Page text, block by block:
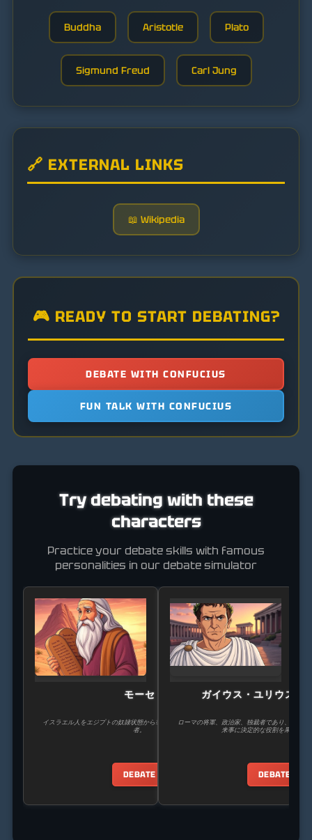
Buddha Aristotle Plato
Sigmund Freud Carl Jung
🔗 EXTERNAL LINKS
📖 Wikipedia
🎮 READY TO START DEBATING?
DEBATE WITH CONFUCIUS
FUN TALK WITH CONFUCIUS
Try debating with these
characters
Practice your debate skills with famous
personalities in our debate simulator
モーセ
イスラエル人をエジプトの奴隷状態から導いた預言者、立法者、指導
者。
DEBATE
ガイウス・ユリウス・
ローマの将軍、政治家、独裁者であり、ローマ
来事に決定的な役割を果たした
DEBATE